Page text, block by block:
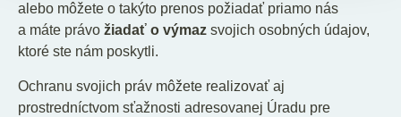
alebo môžete o takýto prenos požiadať priamo nás
a máte právo žiadať o výmaz svojich osobných údajov,
ktoré ste nám poskytli.
Ochranu svojich práv môžete realizovať aj
prostredníctvom sťažnosti adresovanej Úradu pre